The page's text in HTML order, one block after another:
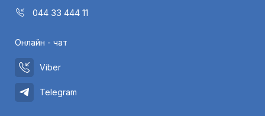
044 33 444 11
Онлайн - чат
Viber
Telegram